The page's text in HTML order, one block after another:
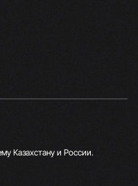
Казахстану и России.